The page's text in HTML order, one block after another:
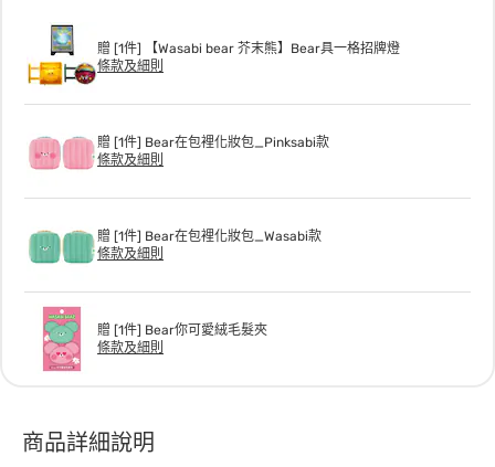
贈 [1件] 【Wasabi bear 芥末熊】Bear具一格招牌燈
條款及細則
贈 [1件] Bear在包裡化妝包_Pinksabi款
條款及細則
贈 [1件] Bear在包裡化妝包_Wasabi款
條款及細則
贈 [1件] Bear你可愛絨毛髮夾
條款及細則
商品詳細說明